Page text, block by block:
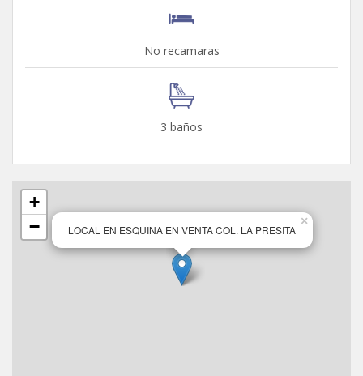
No recamaras
3 baños
LOCAL EN ESQUINA EN VENTA COL. LA PRESITA
×
+
−